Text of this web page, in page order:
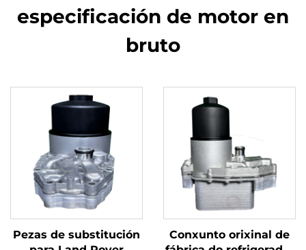
especificación de motor en
bruto
Pezas de substitución
Conxunto orixinal de